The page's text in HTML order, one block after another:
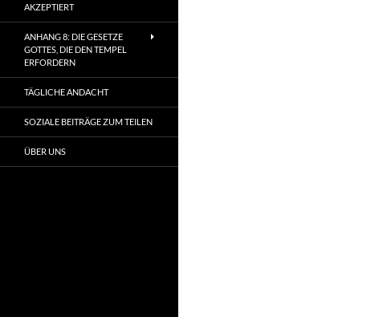
AKZEPTIERT
ANHANG 8: DIE GESETZE
GOTTES, DIE DEN TEMPEL
ERFORDERN
TÄGLICHE ANDACHT
SOZIALE BEITRÄGE ZUM TEILEN
ÜBER UNS